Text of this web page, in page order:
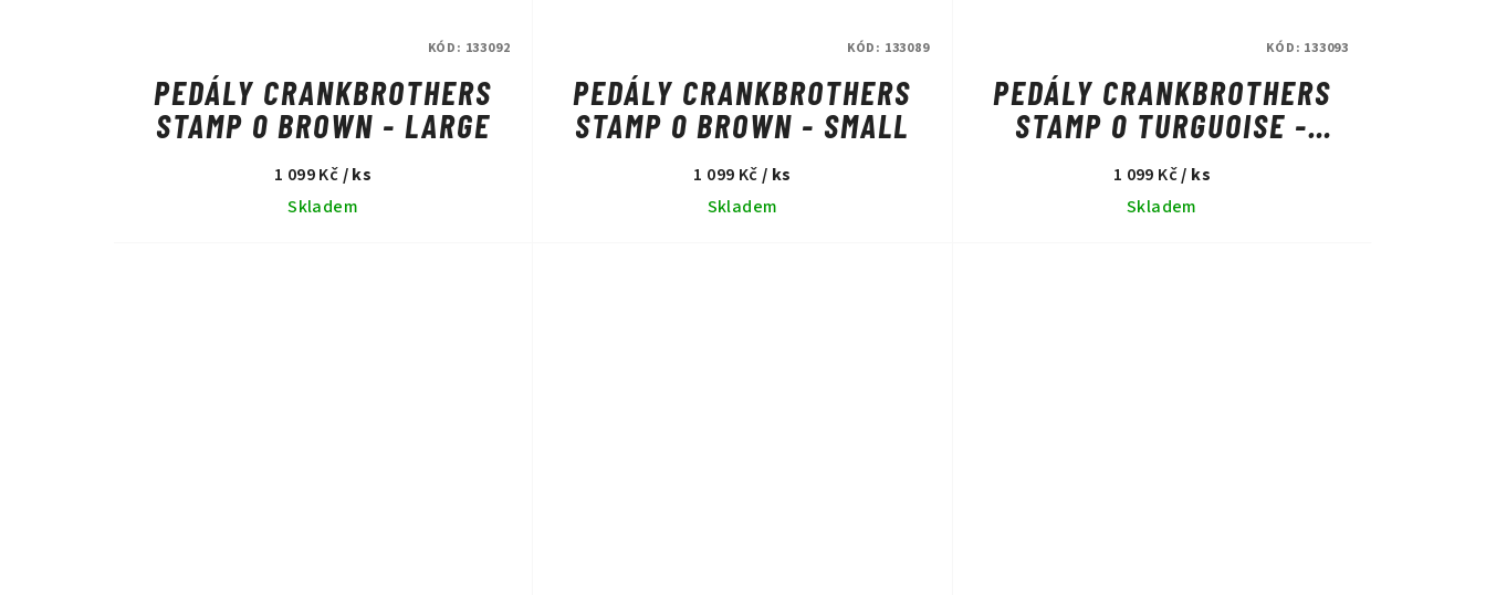
PEDÁLY CRANKBROTHERS
STAMP 0 BROWN - LARGE
1 099 Kč/ ks
Skladem
KÓD: 133092
PEDÁLY CRANKBROTHERS
STAMP 0 BROWN - SMALL
1 099 Kč/ ks
Skladem
KÓD: 133089
PEDÁLY CRANKBROTHERS
STAMP 0 TURGUOISE -
LARGE
1 099 Kč/ ks
Skladem
KÓD: 133093